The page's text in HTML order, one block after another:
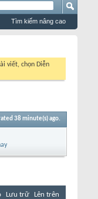
Tìm kiếm nâng cao
viết, chọn Diễn
38 minute(s) ago.
Lưu trữ Lên trên